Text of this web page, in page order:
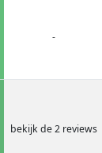
-
bekijk de 2 reviews